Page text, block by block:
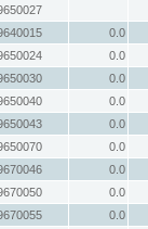
0.0
0.0
0.0
0.0
0.0
0.0
0.0
0.0
0.0